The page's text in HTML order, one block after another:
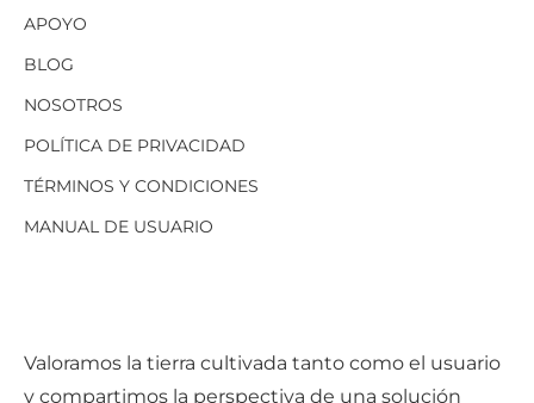
Valoramos la tierra cultivada tanto como el usuario
y compartimos la perspectiva de una solución
APOYO
BLOG
NOSOTROS
POLÍTICA DE PRIVACIDAD
TÉRMINOS Y CONDICIONES
MANUAL DE USUARIO